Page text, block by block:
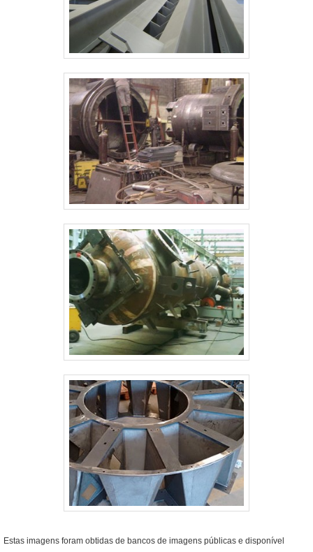
Estas imagens foram obtidas de bancos de imagens públicas e disponível